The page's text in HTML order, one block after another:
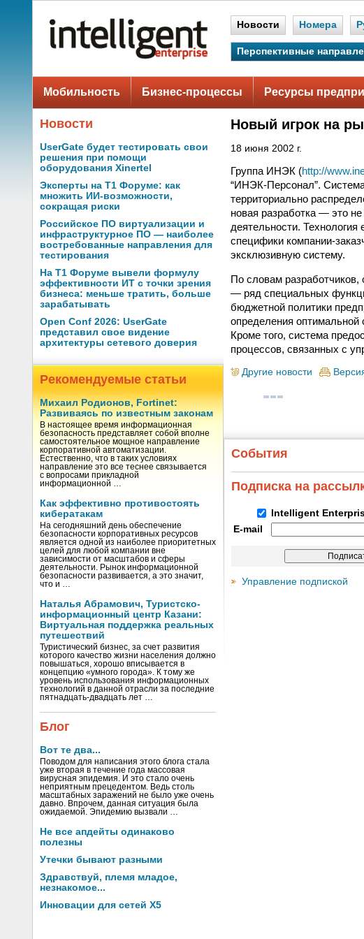
Новости Номера
Перспективные
Мобильность Бизнес-процессы Ресурсы
Новости
UserGate будет тестировать свои
решения при помощи
оборудования Xinertel
Эксперты на Т1 Форуме: как
множить ИИ-возможности,
сокращая риски
Российское ПО виртуализации и
инфраструктурное ПО — наиболее
востребованные направления для
тестирования
На Т1 Форуме вывели формулу
эффективности ИТ с точки зрения
бизнеса: меньше тратить, больше
зарабатывать
Open Conf 2026: UserGate
представил свое видение
архитектуры сетевого доверия
Рекомендуемые статьи
Михаил Родионов, Fortinet:
Развиваясь по известным законам
В настоящее время информационная
безопасность представляет собой вполне
самостоятельное мощное направление
корпоративной автоматизации.
Естественно, что в таких условиях
направление это все теснее связывается
с вопросами прикладной
информационной …
Как эффективно противостоять
кибератакам
На сегодняшний день обеспечение
безопасности корпоративных ресурсов
является одной из наиболее приоритетных
целей для любой компании вне
зависимости от масштабов и сферы
деятельности. Рынок информационной
безопасности развивается, а это значит,
что и …
Наталья Абрамович, Туристско-
информационный центр Казани:
Виртуальная поддержка реальных
путешествий
Туристический бизнес, за счет развития
которого качество жизни населения должно
повышаться, хорошо вписывается в
концепцию «умного города». К тому же
уровень использования информационных
технологий в данной отрасли за последние
пятнадцать-двадцать лет …
Блог
Вот те два...
Поводом для написания этого блога стала
уже вторая в течение года массовая
вирусная эпидемия. И это стало очень
неприятным прецедентом. Ведь столь
масштабных заражений не было уже очень
давно. Впрочем, данная ситуация была
ожидаемой. Эпидемию вызвали …
Не все апдейты одинаково
полезны
Утечки бывают разными
Здравствуй, племя младое,
незнакомое...
Инновации для сетей X5
Новый игрок на
18 июня 2002 г.
Группа ИНЭК (http://
“ИНЭК-Персонал”.
территориально
новая разработка — это
деятельности.
специфики компании-
эксклюзивную систему.
По словам разработчиков,
— ряд специальных
бюджетной политики
определения
Кроме того, система
процессов, связанных с
Другие новости
События
Подписка на
Intelligent
E-mail
Управление подпиской